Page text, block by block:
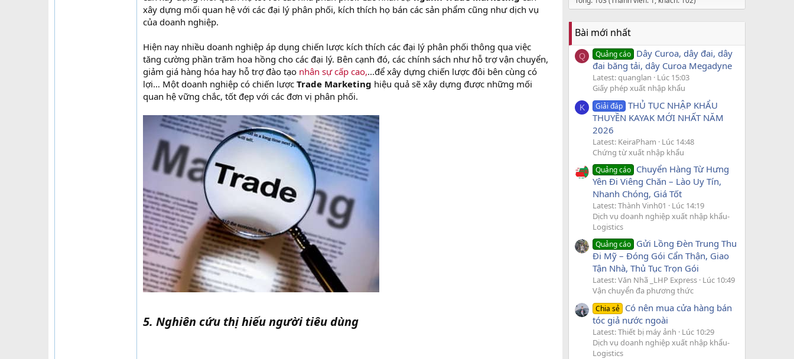
xây dựng mối quan hệ với các đại lý phân phối, kích thích họ bán các sản phẩm cũng như dịch vụ
của doanh nghiệp.
Hiện nay nhiều doanh nghiệp áp dụng chiến lược kích thích các đại lý phân phối thông qua việc
tăng cường phần trăm hoa hồng cho các đại lý. Bên cạnh đó, các chính sách như hỗ trợ vận chuyển,
giảm giá hàng hóa hay hỗ trợ đào tạo nhân sự cấp cao,...để xây dựng chiến lược đôi bên cùng có
lợi… Một doanh nghiệp có chiến lược Trade Marketing hiệu quả sẽ xây dựng được những mối
quan hệ vững chắc, tốt đẹp với các đơn vị phân phối.
5. Nghiên cứu thị hiếu người tiêu dùng
Bài mới nhất
Q Quảng cáo Dây Curoa, dây đai, dây
đai băng tải, dây Curoa Megadyne
Latest: quanglan
Lúc 15:03
Giấy phép xuất nhập khẩu
K Giải đáp THỦ TỤC NHẬP KHẨU
THUYỀN KAYAK MỚI NHẤT NĂM
2026
Latest: KeiraPham
Lúc 14:48
Chứng từ xuất nhập khẩu
Quảng cáo Chuyển Hàng Từ Hưng
Yên Đi Viêng Chăn – Lào Uy Tín,
Nhanh Chóng, Giá Tốt
Latest: Thành Vinh01
Lúc 14:19
Dịch vụ doanh nghiệp xuất nhập khẩu-
Logistics
Quảng cáo Gửi Lồng Đèn Trung Thu
Đi Mỹ – Đóng Gói Cẩn Thận, Giao
Tận Nhà, Thủ Tục Trọn Gói
Latest: Văn Nhã _LHP Express Lúc 10:49
Vận chuyển đa phương thức
Chia sẻ Có nên mua cửa hàng bán
tóc giả nước ngoài
Latest: Thiết bị máy ảnh
Lúc 10:29
Dịch vụ doanh nghiệp xuất nhập khẩu-
Logistics